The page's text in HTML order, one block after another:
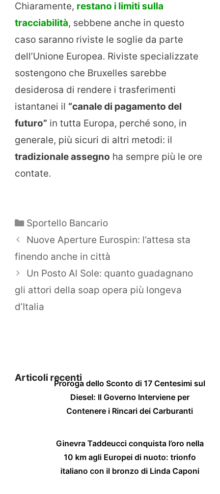
Chiaramente, restano i limiti sulla
tracciabilità, sebbene anche in questo
caso saranno riviste le soglie da parte
dell’Unione Europea. Riviste specializzate
sostengono che Bruxelles sarebbe
desiderosa di rendere i trasferimenti
istantanei il “canale di pagamento del
futuro” in tutta Europa, perché sono, in
generale, più sicuri di altri metodi: il
tradizionale assegno ha sempre più le ore
contate.
Categorie
Sportello Bancario
Nuove Aperture Eurospin: l’attesa sta
finendo anche in città
Un Posto Al Sole: quanto guadagnano
gli attori della soap opera più longeva
d’Italia
Articoli recentiProroga dello Sconto di 17 Centesimi sul
Diesel: Il Governo Interviene per
Contenere i Rincari dei Carburanti
Ginevra Taddeucci conquista l’oro nella
10 km agli Europei di nuoto: trionfo
italiano con il bronzo di Linda Caponi